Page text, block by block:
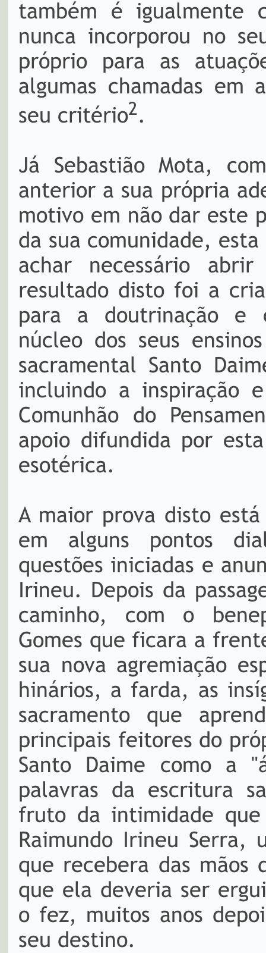
também é igualmente
nunca incorporou no
próprio para as
algumas chamadas
seu critério2.
Já Sebastião Mota,
anterior a sua própria
motivo em não dar este
da sua comunidade,
achar necessário
resultado disto foi a
para a doutrinação e
núcleo dos seus
sacramental Santo
incluindo a inspiração
Comunhão do
apoio difundida por
esotérica.
A maior prova disto
em alguns pontos
questões iniciadas e
Irineu. Depois da
caminho, com o
Gomes que ficara a
sua nova agremiação
hinários, a farda, as
sacramento que
principais feitores do
Santo Daime como a
palavras da escritura
fruto da intimidade
Raimundo Irineu Serra,
que recebera das mãos
que ela deveria ser
o fez, muitos anos
seu destino.